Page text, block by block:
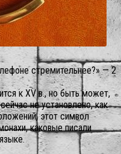
стремительнее?» — 2
к XV в., но быть может,
не установлено, как
этот символ
каковые писали